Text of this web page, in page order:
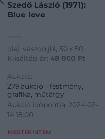
Szedő László (1971):
Blue love
olaj, vászon,jbl, 50 x 50
Kikiáltási ár: 48 000 Ft
Aukció:
279.aukció - festmény,
grafika, műtárgy
Aukció időpontja: 2024-02-
14 18:00
MEGTEKINTEM